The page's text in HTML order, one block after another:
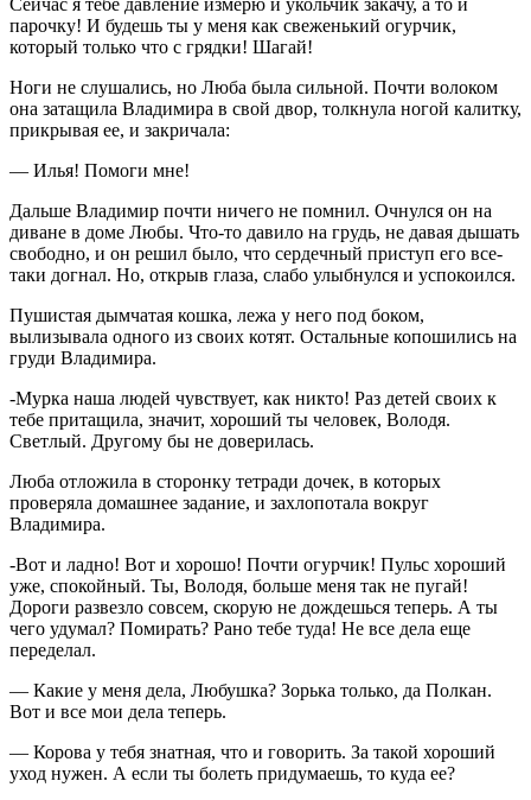
парочку! И будешь ты у меня как свеженький огурчик,
который только что с грядки! Шагай!
Ноги не слушались, но Люба была сильной. Почти волоком
она затащила Владимира в свой двор, толкнула ногой калитку,
прикрывая ее, и закричала:
— Илья! Помоги мне!
Дальше Владимир почти ничего не помнил. Очнулся он на
диване в доме Любы. Что-то давило на грудь, не давая дышать
свободно, и он решил было, что сердечный приступ его все-
таки догнал. Но, открыв глаза, слабо улыбнулся и успокоился.
Пушистая дымчатая кошка, лежа у него под боком,
вылизывала одного из своих котят. Остальные копошились на
груди Владимира.
-Мурка наша людей чувствует, как никто! Раз детей своих к
тебе притащила, значит, хороший ты человек, Володя.
Светлый. Другому бы не доверилась.
Люба отложила в сторонку тетради дочек, в которых
проверяла домашнее задание, и захлопотала вокруг
Владимира.
-Вот и ладно! Вот и хорошо! Почти огурчик! Пульс хороший
уже, спокойный. Ты, Володя, больше меня так не пугай!
Дороги развезло совсем, скорую не дождешься теперь. А ты
чего удумал? Помирать? Рано тебе туда! Не все дела еще
переделал.
— Какие у меня дела, Любушка? Зорька только, да Полкан.
Вот и все мои дела теперь.
— Корова у тебя знатная, что и говорить. За такой хороший
уход нужен. А если ты болеть придумаешь, то куда ее?